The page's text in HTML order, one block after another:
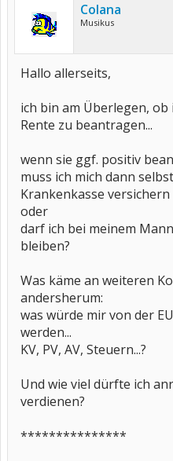
Colana
Musikus
Hallo allerseits,
ich bin am Überlegen, ob
Rente zu beantragen...
wenn sie ggf. positiv
muss ich mich dann
Krankenkasse versichern
oder
darf ich bei meinem
bleiben?
Was käme an weiteren
andersherum:
was würde mir von der
werden...
KV, PV, AV, Steuern...?
Und wie viel dürfte ich
verdienen?
***************